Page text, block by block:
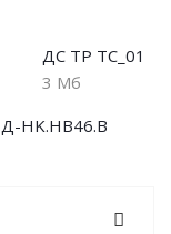
ДС ТР ТС_01
3 Мб
Д-HK.НВ46.В